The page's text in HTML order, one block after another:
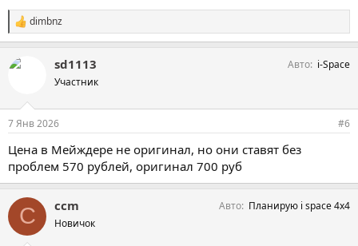
С
и
п
dimbnz
sd1113
Участник
Авто i-Space
7 Янв 2026 #6
Цена в Мейждере не оригинал, но они ставят без
проблем 570 рублей, оригинал 700 руб
C ccm
Новичок
Авто Планирую i space 4x4